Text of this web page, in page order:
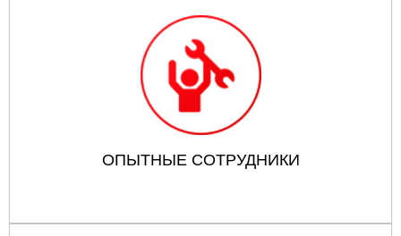
ОПЫТНЫЕ СОТРУДНИКИ